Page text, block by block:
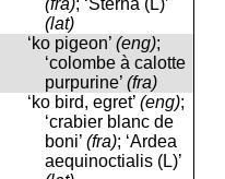
(fra); ‘Sterna (L)’
(lat)
‘ko pigeon’ (eng);
‘colombe à calotte
purpurine’ (fra)
‘ko bird, egret’ (eng);
‘crabier blanc de
boni’ (fra); ‘Ardea
aequinoctialis (L)’